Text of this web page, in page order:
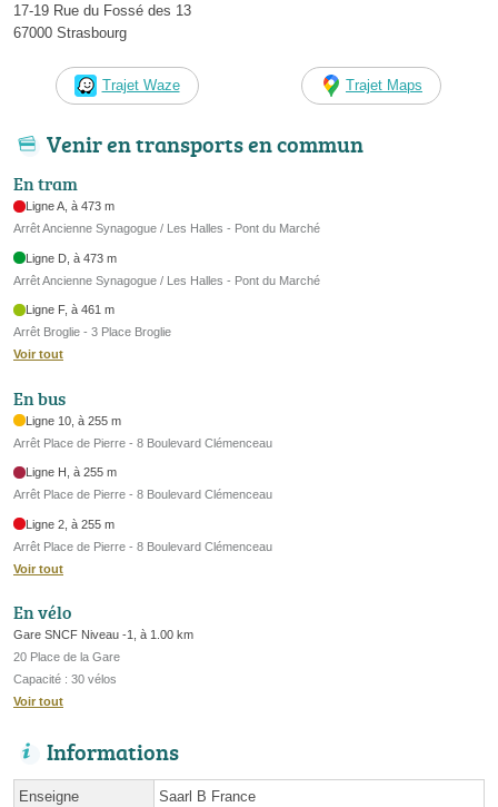
17-19 Rue du Fossé des 13
67000 Strasbourg
Trajet Waze Trajet Maps
Venir en transports en commun
En tram
Ligne A, à 473 m
Arrêt Ancienne Synagogue / Les Halles - Pont du Marché
Ligne D, à 473 m
Arrêt Ancienne Synagogue / Les Halles - Pont du Marché
Ligne F, à 461 m
Arrêt Broglie - 3 Place Broglie
Voir tout
En bus
Ligne 10, à 255 m
Arrêt Place de Pierre - 8 Boulevard Clémenceau
Ligne H, à 255 m
Arrêt Place de Pierre - 8 Boulevard Clémenceau
Ligne 2, à 255 m
Arrêt Place de Pierre - 8 Boulevard Clémenceau
Voir tout
En vélo
Gare SNCF Niveau -1, à 1.00 km
20 Place de la Gare
Capacité : 30 vélos
Voir tout
Informations
Enseigne Saarl B France